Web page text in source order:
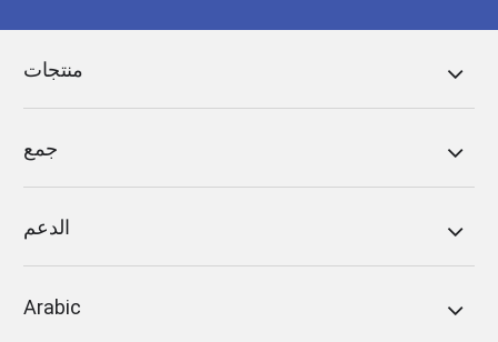
منتجات
جمع
الدعم
Arabic